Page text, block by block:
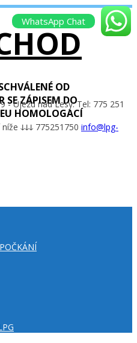
OD
SE ZÁPISEM DO
HOMOLOGACÍ
- Újezd nad Lesy. Tel: 775 251
ↆↆↆ 775251750 info@lpg-
WhatsApp Chat